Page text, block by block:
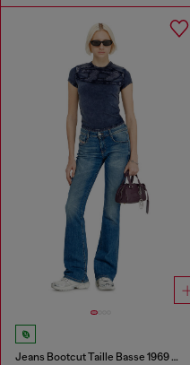
Jeans Bootcut Taille Basse 1969 D-Ebbey